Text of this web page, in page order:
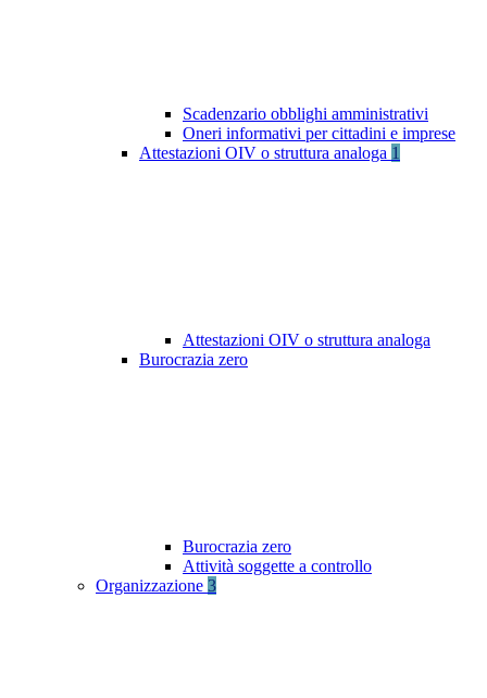
Scadenzario obblighi amministrativi
Oneri informativi per cittadini e imprese
Attestazioni OIV o struttura analoga 1
Attestazioni OIV o struttura analoga
Burocrazia zero
Burocrazia zero
Attività soggette a controllo
Organizzazione 3